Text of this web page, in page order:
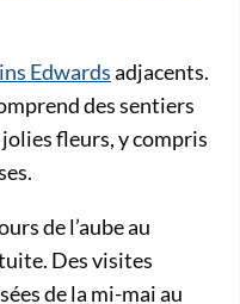
Edwardsadjacents.
des sentiers
fleurs, y compris
de l’aube au
Des visites
de la mi-mai au